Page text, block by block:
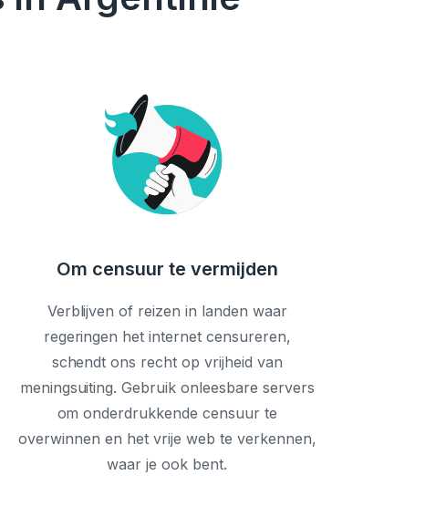
Om censuur te vermijden
Verblijven of reizen in landen waar
regeringen het internet censureren,
schendt ons recht op vrijheid van
meningsuiting. Gebruik onleesbare servers
om onderdrukkende censuur te
overwinnen en het vrije web te verkennen,
waar je ook bent.